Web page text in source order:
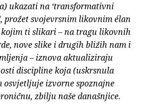
ukazati na ‘transformativni
prožet svojevrsnim likovnim élan
ti slikari – na tragu likovnih
nove slike i drugih bližih nam i
– iznova aktualiziraju
discipline koja (uskrsnula
osvjetljuje izvorne spoznajne
zbilju naše današnjice.